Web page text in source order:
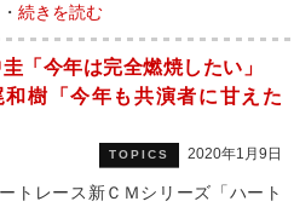
続きを読む
圭「今年は完全燃焼したい」
和樹「今年も共演者に甘えた
TOPICS 2020年1月9日
トレース新ＣＭシリーズ「ハート